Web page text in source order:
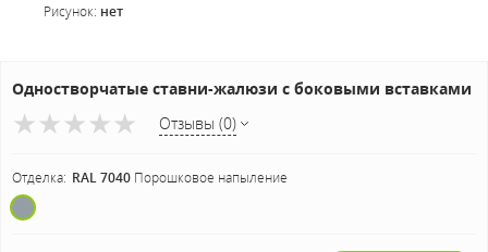
Рисунок: нет
Одностворчатые ставни-жалюзи с боковыми вставками
Отзывы (0)
Отделка: RAL 7040 Порошковое напыление